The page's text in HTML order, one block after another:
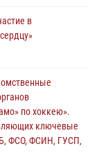
среди
Псковские
в
по хоккею».
ключевые
ФСО, ФСИН, ГУСП,